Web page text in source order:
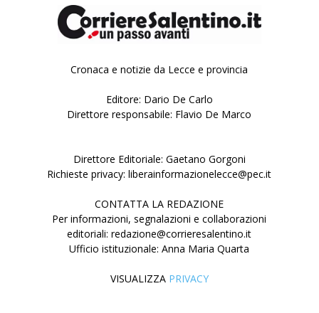
Cronaca e notizie da Lecce e provincia
Editore: Dario De Carlo
Direttore responsabile: Flavio De Marco
Direttore Editoriale: Gaetano Gorgoni
Richieste privacy: liberainformazionelecce@pec.it
CONTATTA LA REDAZIONE
Per informazioni, segnalazioni e collaborazioni
editoriali: redazione@corrieresalentino.it
Ufficio istituzionale: Anna Maria Quarta
VISUALIZZA PRIVACY